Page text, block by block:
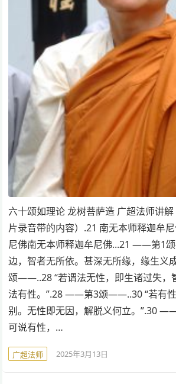
六十颂如理论 龙树菩萨造 广超法师讲
片录音带的内容）.21 南无本师释迦牟
尼佛南无本师释迦牟尼佛...21 ——第1
边，智者无所依。甚深无所缘，缘生
颂——..28 “若谓法无性，即生诸过失，
法有性。”.28 ——第3颂——..30 “若有
别。无性即无因，解脱义何立。”.30
可说有性，…
广超法师 2025年3月13日